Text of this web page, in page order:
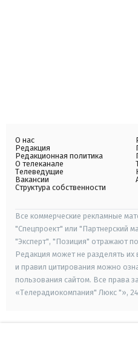
О нас
Редакция
Редакционная политика
О телеканале
Телеведущие
Вакансии
Структура собственности
Все коммерческие рекламные
"Спецпроект" или "Партнерский
"Эксперт", "Позиция" отражают
Редакция может не разделять
и правил цитирования можно
пользования сайтом. Все
«Телерадиокомпания" Люкс "»,